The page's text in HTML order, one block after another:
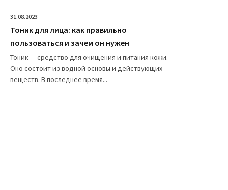
31.08.2023
Тоник для лица: как правильно
пользоваться и зачем он нужен
Тоник — средство для очищения и питания кожи.
Оно состоит из водной основы и действующих
веществ. В последнее время...